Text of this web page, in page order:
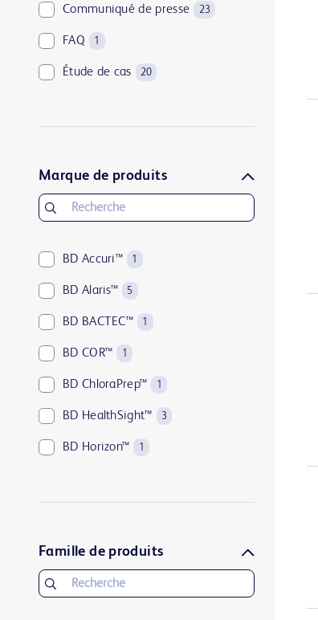
Communiqué de presse 23
FAQ 1
Étude de cas 20
Marque de produits
BD Accuri™ 1
BD Alaris™ 5
BD BACTEC™ 1
BD COR™ 1
BD ChloraPrep™ 1
BD HealthSight™ 3
BD Horizon™ 1
BD Parata™ 1
Famille de produits